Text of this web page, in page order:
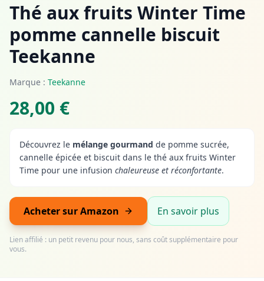
Thé aux fruits Winter Time
pomme cannelle biscuit
Teekanne
Marque : Teekanne
28,00 €
Découvrez le mélange gourmand de pomme sucrée,
cannelle épicée et biscuit dans le thé aux fruits Winter
Time pour une infusion chaleureuse et réconfortante.
Acheter sur Amazon En savoir plus
Lien affilié : un petit revenu pour nous, sans coût supplémentaire pour
vous.